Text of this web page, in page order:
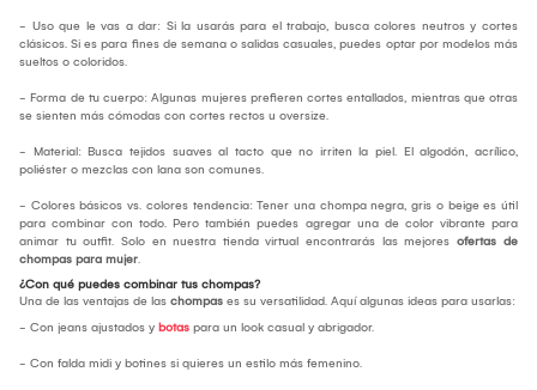
- Uso que le vas a dar: Si la usarás para el trabajo, busca colores neutros y cortes
clásicos. Si es para fines de semana o salidas casuales, puedes optar por modelos más
sueltos o coloridos.
- Forma de tu cuerpo: Algunas mujeres prefieren cortes entallados, mientras que otras
se sienten más cómodas con cortes rectos u oversize.
- Material: Busca tejidos suaves al tacto que no irriten la piel. El algodón, acrílico,
poliéster o mezclas con lana son comunes.
- Colores básicos vs. colores tendencia: Tener una chompa negra, gris o beige es útil
para combinar con todo. Pero también puedes agregar una de color vibrante para
animar tu outfit. Solo en nuestra tienda virtual encontrarás las mejores ofertas de
chompas para mujer.
¿Con qué puedes combinar tus chompas?
Una de las ventajas de las chompas es su versatilidad. Aquí algunas ideas para usarlas:
- Con jeans ajustados y botas para un look casual y abrigador.
- Con falda midi y botines si quieres un estilo más femenino.